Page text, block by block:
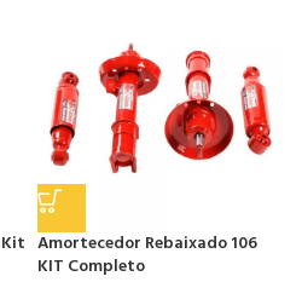
Amortecedor Rebaixado 106
KIT Completo